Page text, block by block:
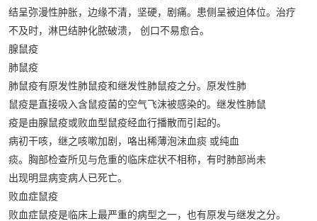
结呈弥漫性肿胀，边缘不清，坚硬，剧痛。患侧呈被迫体位。治疗
不及时，淋巴结肿化脓破溃， 创口不易愈合。
腺鼠疫
肺鼠疫
肺鼠疫有原发性肺鼠疫和继发性肺鼠疫之分。原发性肺
鼠疫是直接吸入含鼠疫菌的空气飞沫被感染的。继发性肺鼠
疫是由腺鼠疫或败血型鼠疫经血行播散而引起的。
病初干咳，继之咳嗽加剧，咯出稀薄泡沫血痰 或纯血
痰。胸部检查所见与危重的临床症状不相称，有时肺部尚未
出现明显病变病人已死亡。
败血症鼠疫
败血症鼠疫是临床上最严重的病型之一，也有原发与继发之分。